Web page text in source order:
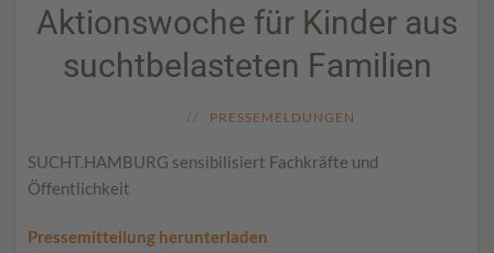
Aktionswoche für Kinder aus
suchtbelasteten Familien
PRESSEMELDUNGEN
SUCHT.HAMBURG sensibilisiert Fachkräfte und
Öffentlichkeit
Pressemitteilung herunterladen